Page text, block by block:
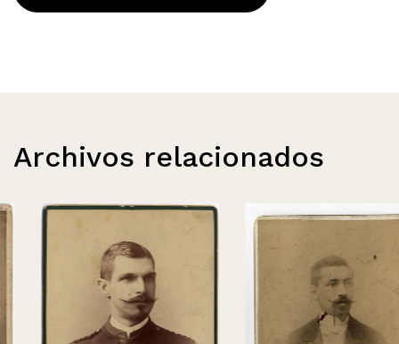
Archivos relacionados